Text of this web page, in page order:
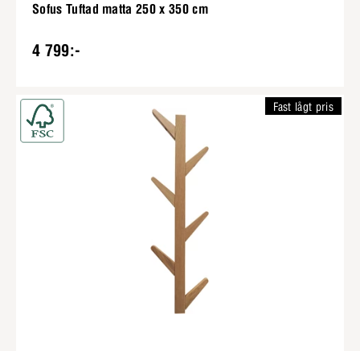
Sofus Tuftad matta 250 x 350 cm
4 799:-
Fast lågt pris